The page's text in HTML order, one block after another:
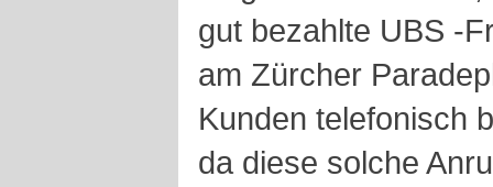
gut bezahlte UBS -
am Zürcher
Kunden telefonisch
da diese solche